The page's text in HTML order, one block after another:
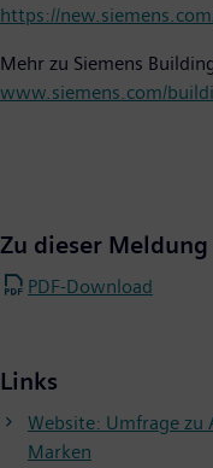
https://
Mehr zu Siemens
www.siemens.com/
Zu dieser Meldung
PDF-Download
Links
Website: Umfrage
Marken